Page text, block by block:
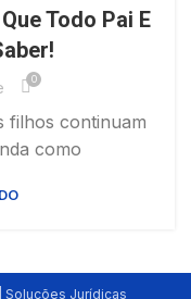
Todo Pai E
0
filhos continuam
como
Jurídicas